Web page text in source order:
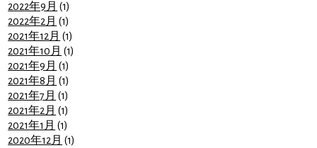
2022年9月 (1)
2022年2月 (1)
2021年12月 (1)
2021年10月 (1)
2021年9月 (1)
2021年8月 (1)
2021年7月 (1)
2021年2月 (1)
2021年1月 (1)
2020年12月 (1)